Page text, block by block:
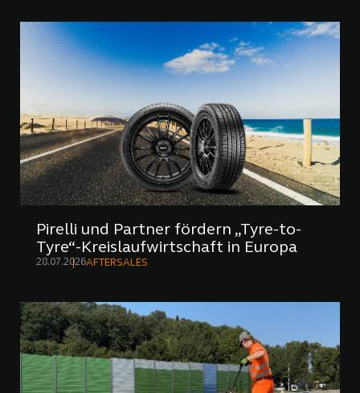
Pirelli und Partner fördern „Tyre-to-
Tyre“-Kreislaufwirtschaft in Europa
28.07.2026AFTERSALES